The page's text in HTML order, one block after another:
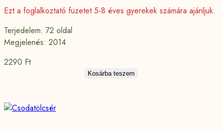
Ezt a foglalkoztató füzetet 5-8 éves gyerekek számára ajánljuk.
Terjedelem: 72 oldal
Megjelenés: 2014
2290 Ft
Kosárba teszem